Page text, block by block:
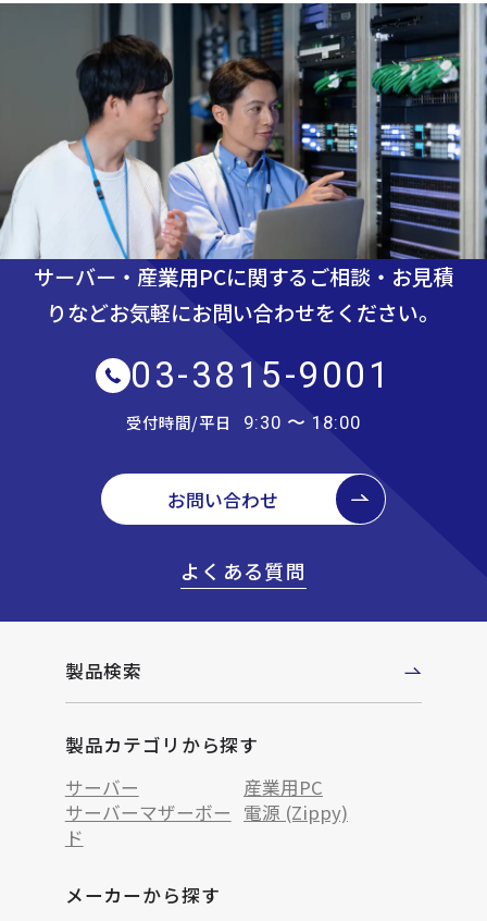
サーバー・産業用PCに関するご相談・お見積
りなどお気軽にお問い合わせをください。
03-3815-9001
受付時間/平日 9:30 〜 18:00
お問い合わせ
よくある質問
製品検索
製品カテゴリから探す
サーバー
産業用PC
サーバーマザーボー
ド
電源 (Zippy)
メーカーから探す